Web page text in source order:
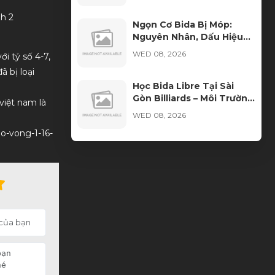
tỷ số 4-7,
bị loại
nam là
vong-1-16-
Ngọn Cơ Bida Bị Móp:
Nguyên Nhân, Dấu Hiệu
Và Cách Khắc Phục
WED 08, 2026
Học Bida Libre Tại Sài
Gòn Billiards – Môi Trường
Đào Tạo Chuyên Nghiệp
Cho Mọi Trình Độ
WED 08, 2026